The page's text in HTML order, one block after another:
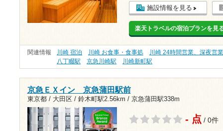
施設情報を見る
楽天トラベルの宿泊プランを見
関連情報 川崎 宿泊 川崎 お食事・食事処
川崎 24時間営業、深夜営
八丁畷駅
京急川崎駅 川崎新町駅
京急ＥＸイン 京急蒲田駅前
東京都 / 大田区 / 鈴木町駅2.56km / 京急蒲田駅338m
- 点 / 0件